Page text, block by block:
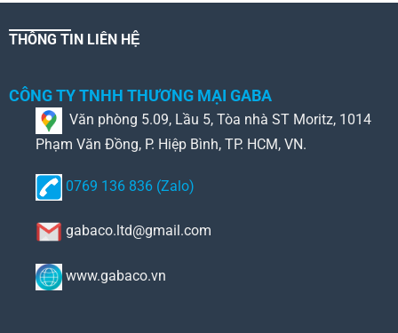
THÔNG TIN LIÊN HỆ
CÔNG TY TNHH THƯƠNG MẠI GABA
Văn phòng 5.09, Lầu 5, Tòa nhà ST Moritz, 1014
Phạm Văn Đồng, P. Hiệp Bình, TP. HCM, VN.
0769 136 836 (Zalo)
gabaco.ltd@gmail.com
www.gabaco.vn